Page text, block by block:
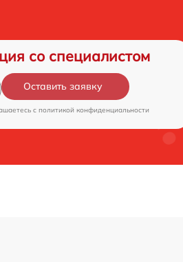
со специалистом
Оставить заявку
c политикой конфиденциальности